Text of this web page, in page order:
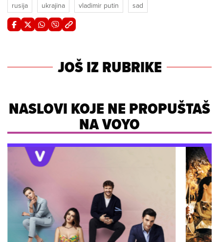
rusija ukrajina vladimir putin sad
JOŠ IZ RUBRIKE
NASLOVI KOJE NE PROPUŠTAŠ
NA VOYO